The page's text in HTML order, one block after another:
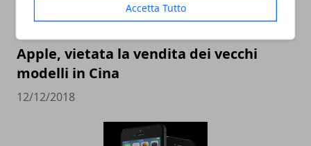
Accetta Tutto
Apple, vietata la vendita dei vecchi
modelli in Cina
12/12/2018